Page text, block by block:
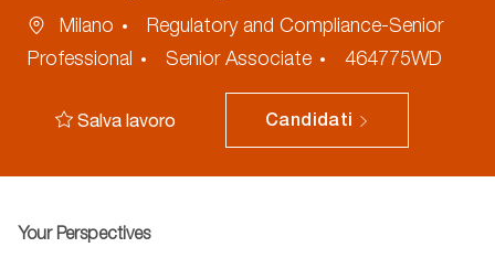
Ubicazione
Milano Categoria
Regulatory and Compliance-Senior
Professional
Senior Associate
ID
annuncio
464775WD
Salva lavoro Candidati
Your Perspectives